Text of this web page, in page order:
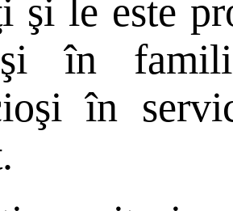
şi le este
în
în